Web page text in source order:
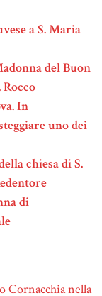
a S. Maria
del Buon
In
uno dei
chiesa di S.
di
Cornacchia nella